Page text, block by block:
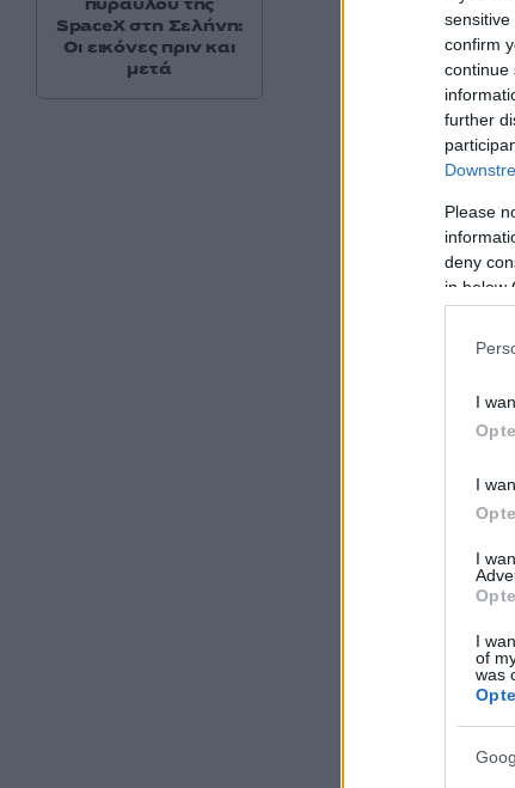
confirm
continue
further
Please
deny
in below
I
I
I
I
of
was
καθορίζονται
ΝΔ: 32,7%
SpaceX στη Σελήνη:
Οι εικόνες πριν και
μετά